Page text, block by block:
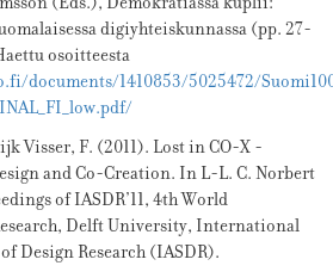
digiyhteiskunnassa (pp. 27-
osoitteesta
documents/1410853/5025472/
Visser, F. (2011). Lost in CO-X -
and Co-Creation. In L-L. C. Norbert
of IASDR’11, 4th World
Delft University, International
Design Research (IASDR).